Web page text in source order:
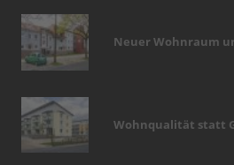
Neuer Wohnraum
Wohnqualität statt